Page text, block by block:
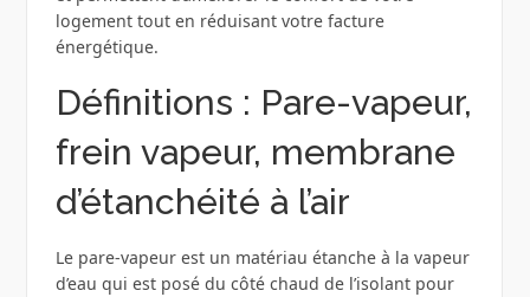
logement tout en réduisant votre facture
énergétique.
Définitions : Pare-vapeur,
frein vapeur, membrane
d’étanchéité à l’air
Le pare-vapeur est un matériau étanche à la vapeur
d’eau qui est posé du côté chaud de l’isolant pour